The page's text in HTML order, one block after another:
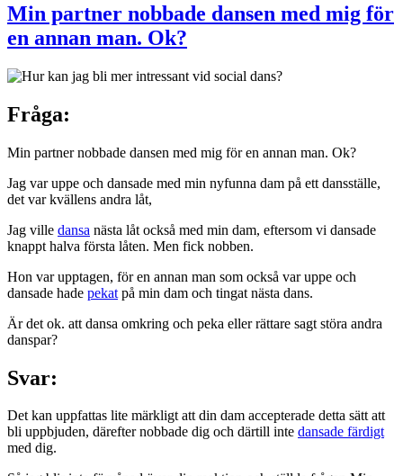
Min partner nobbade dansen med mig för
en annan man. Ok?
Fråga:
Min partner nobbade dansen med mig för en annan man. Ok?
Jag var uppe och dansade med min nyfunna dam på ett dansställe,
det var kvällens andra låt,
Jag ville dansa nästa låt också med min dam, eftersom vi dansade
knappt halva första låten. Men fick nobben.
Hon var upptagen, för en annan man som också var uppe och
dansade hade pekat på min dam och tingat nästa dans.
Är det ok. att dansa omkring och peka eller rättare sagt störa andra
danspar?
Svar:
Det kan uppfattas lite märkligt att din dam accepterade detta sätt att
bli uppbjuden, därefter nobbade dig och därtill inte dansade färdigt
med dig.